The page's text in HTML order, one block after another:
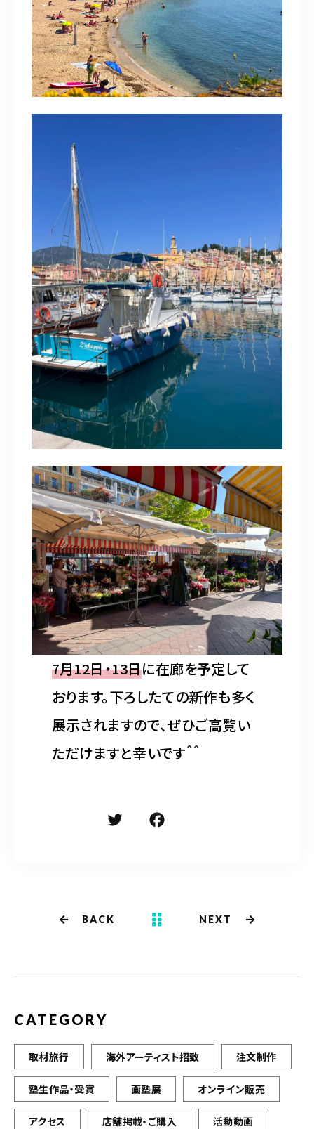
7月12日・13日に在廊を予定して
おります。下ろしたての新作も多く
展示されますので、ぜひご高覧い
ただけますと幸いです＾＾
k
BACK NEXT
CATEGORY
取材旅行 海外アーティスト招致 注文制作
塾生作品・受賞 画塾展 オンライン販売
アクセス 店舗掲載・ご購入 活動動画